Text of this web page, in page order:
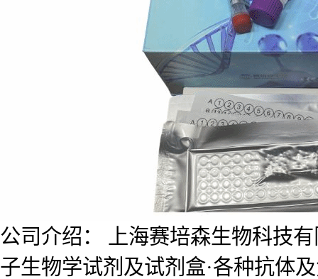
公司介绍： 上海赛培森生物科技有
子生物学试剂及试剂盒·各种抗体